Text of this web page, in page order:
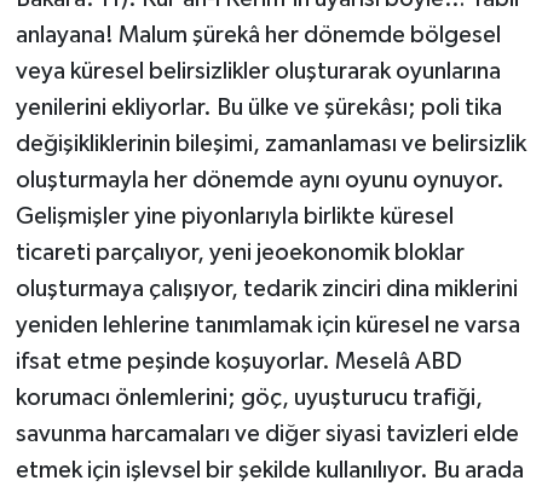
anlayana! Malum şürekâ her dönemde bölgesel
veya küresel belirsizlikler oluşturarak oyunlarına
yenilerini ekliyorlar. Bu ülke ve şürekâsı; poli tika
değişikliklerinin bileşimi, zamanlaması ve belirsizlik
oluşturmayla her dönemde aynı oyunu oynuyor.
Gelişmişler yine piyonlarıyla birlikte küresel
ticareti parçalıyor, yeni jeoekonomik bloklar
oluşturmaya çalışıyor, tedarik zinciri dina miklerini
yeniden lehlerine tanımlamak için küresel ne varsa
ifsat etme peşinde koşuyorlar. Meselâ ABD
korumacı önlemlerini; göç, uyuşturucu trafiği,
savunma harcamaları ve diğer siyasi tavizleri elde
etmek için işlevsel bir şekilde kullanılıyor. Bu arada